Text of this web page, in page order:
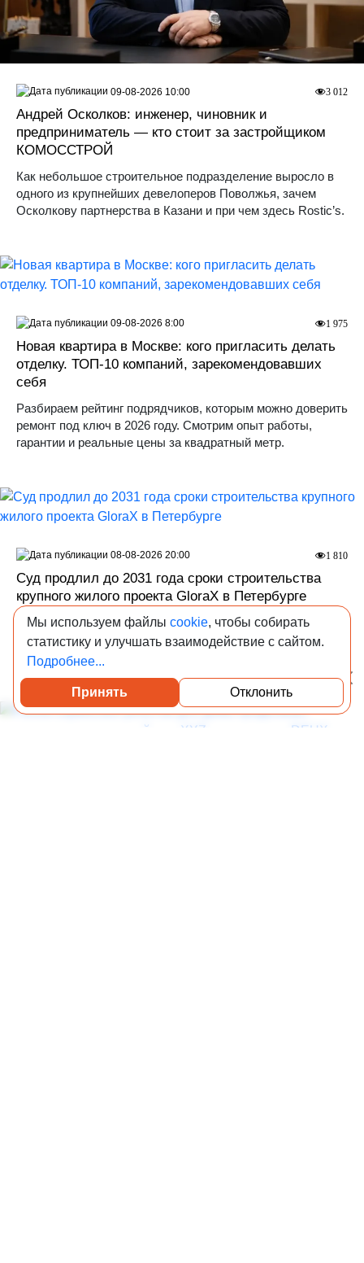
Андрей Осколков: инженер, чиновник и
предприниматель — кто стоит за застройщиком
КОМОССТРОЙ
Как небольшое строительное подразделение выросло в
одного из крупнейших девелоперов Поволжья, зачем
Осколкову партнерства в Казани и при чем здесь Rostic’s.
3 012
09-08-2026 10:00
Новая квартира в Москве: кого пригласить делать
отделку. ТОП-10 компаний, зарекомендовавших
себя
Разбираем рейтинг подрядчиков, которым можно доверить
ремонт под ключ в 2026 году. Смотрим опыт работы,
гарантии и реальные цены за квадратный метр.
1 975
09-08-2026 8:00
Суд продлил до 2031 года сроки строительства
крупного жилого проекта GloraX в Петербурге
СЗ «Комета», связанный с GloraX, добился через
арбитраж продления сроков реализации крупного жилого
проекта на улице Шахматова.
1 810
08-08-2026 20:00
Посмотреть каталог проверенных квартир
Мы используем файлы cookie, чтобы собирать
статистику и улучшать взаимодействие с сайтом.
Подробнее...
Принять Отклонить